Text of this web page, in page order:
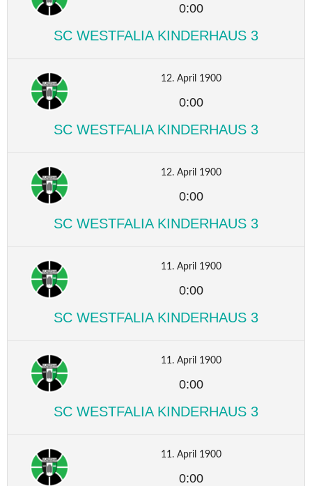
0:00
SC WESTFALIA KINDERHAUS 3
12. April 1900
0:00
SC WESTFALIA KINDERHAUS 3
12. April 1900
0:00
SC WESTFALIA KINDERHAUS 3
11. April 1900
0:00
SC WESTFALIA KINDERHAUS 3
11. April 1900
0:00
SC WESTFALIA KINDERHAUS 3
11. April 1900
0:00